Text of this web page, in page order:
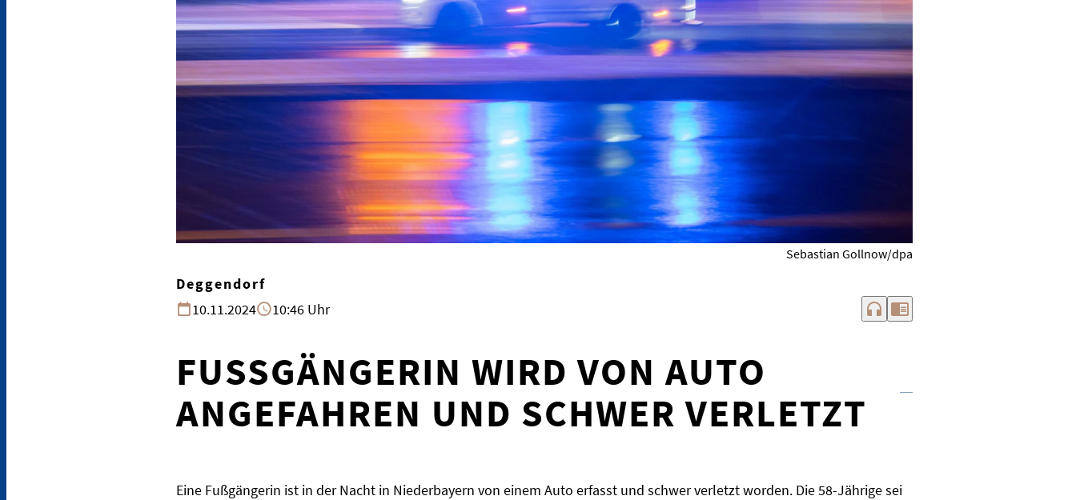
Sebastian Gollnow/dpa
Deggendorf
10.11.2024
10:46 Uhr headphones chrome_reader_mode
FUSSGÄNGERIN WIRD VON AUTO A
NGEFAHREN UND SCHWER VERLETZT
Eine Fußgängerin ist in der Nacht in Niederbayern von einem Auto erfasst und schwer verletzt worden. Die 58-Jährige sei